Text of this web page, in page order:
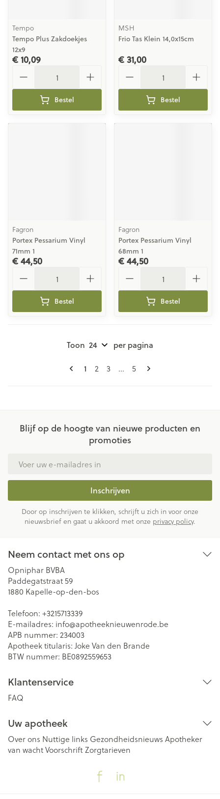
Tempo
Tempo Plus Zakdoekjes
12x9
€ 10,09
Bestel
MSH
Frio Tas Klein 14,0x15cm
€ 31,00
Bestel
Fagron
Portex Pessarium Vinyl
71mm 1
€ 44,50
Bestel
Fagron
Portex Pessarium Vinyl
68mm 1
€ 44,50
Bestel
Pagina's
U lees momenteel pagina
1 Pagina
2 Pagina
3 ... Pagina
5
Toon per pagina
Blijf op de hoogte van nieuwe producten en
promoties
Inschrijven
Door op inschrijven te klikken, schrijft u zich in voor onze
nieuwsbrief en gaat u akkoord met onze privacy policy.
Neem contact met ons op
Opniphar BVBA
Paddegatstraat 59
1880 Kapelle-op-den-bos
Telefoon: +3215713339
E-mailadres: info@apotheeknieuwenrode.be
APB nummer: 234003
Apotheek titularis: Joke Van den Brande
BTW nummer: BE0892559653
Klantenservice
FAQ
Uw apotheek
Over ons Nuttige links Gezondheidsnieuws Apotheker
van wachtVoorschriftZorgtarieven